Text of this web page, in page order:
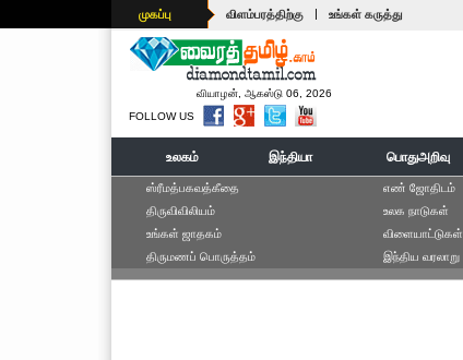
முகப்பு விளம்பரத்திற்கு | உங்கள் கருத்து
வியாழன், ஆகஸ்டு 06, 2026
FOLLOW US
உலகம் இந்தியா பொதுஅறிவு
ஸ்ரீமத்பகவத்கீதை
திருவிவிலியம்
உங்கள் ஜாதகம்
திருமணப் பொருத்தம்
எ‌ண் ஜோ‌திட‌ம்
உலக நாடுகள்
விளையாட்டுகள்
இந்திய வரலாறு